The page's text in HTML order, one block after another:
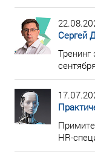
Сергей
Тренинг
HR-